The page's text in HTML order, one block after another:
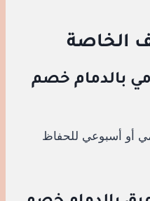
بالدمام خصم
أو أسبوعي للحفاظ